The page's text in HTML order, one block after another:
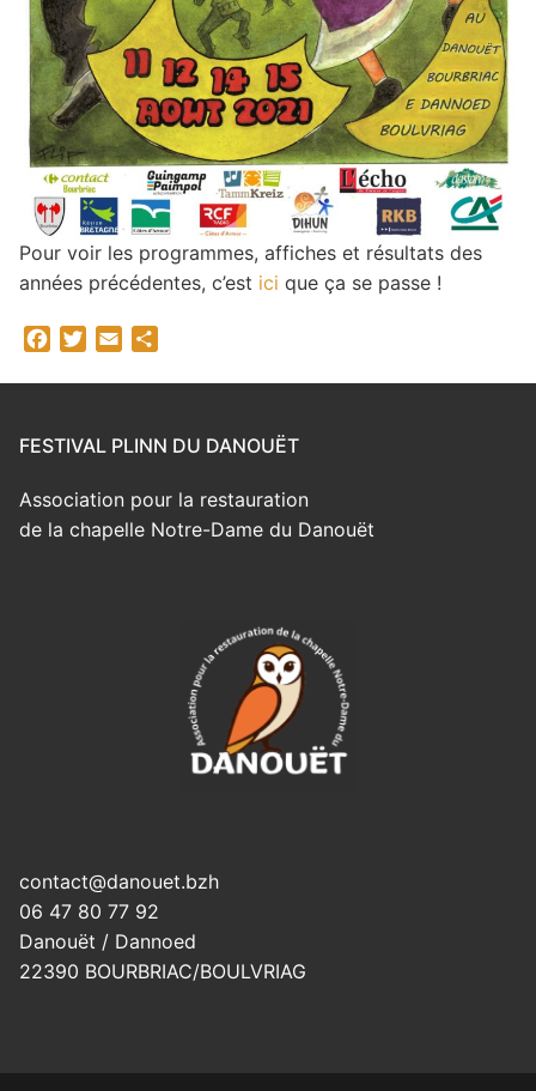
Pour voir les programmes, affiches et résultats des
années précédentes, c’est ici que ça se passe !
Facebook
Twitter
Email
FESTIVAL PLINN DU DANOUËT
Association pour la restauration
de la chapelle Notre-Dame du Danouët
contact@danouet.bzh
06 47 80 77 92
Danouët / Dannoed
22390 BOURBRIAC/BOULVRIAG